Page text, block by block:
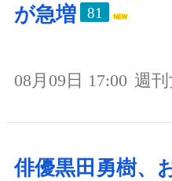
が急増
81
08月09日 17:00 週
俳優黒田勇樹、